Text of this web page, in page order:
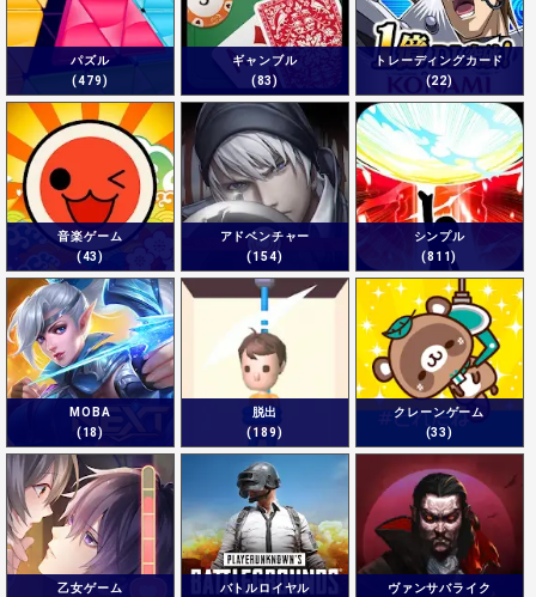
パズル
(479)
ギャンブル
(83)
トレーディングカード
(22)
音楽ゲーム
(43)
アドベンチャー
(154)
シンプル
(811)
MOBA
(18)
脱出
(189)
クレーンゲーム
(33)
乙女ゲーム
バトルロイヤル
ヴァンサバライク